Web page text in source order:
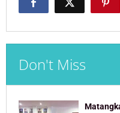
Don't Miss